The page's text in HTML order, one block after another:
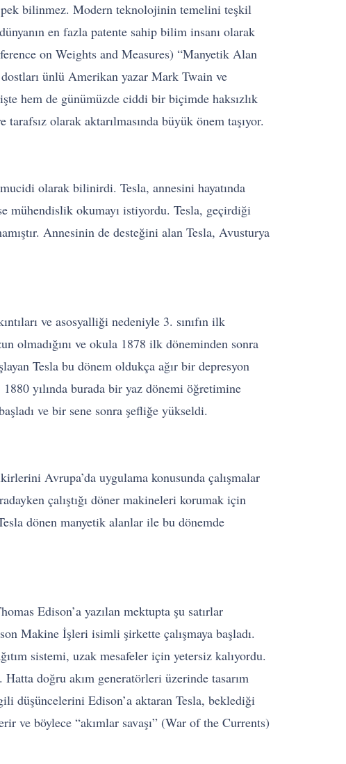
pek bilinmez. Modern teknolojinin temelini teşkil
en fazla patente sahip bilim insanı olarak
on Weights and Measures) “Manyetik Alan
ünlü Amerikan yazar Mark Twain ve
hem de günümüzde ciddi bir biçimde haksızlık
olarak aktarılmasında büyük önem taşıyor.
olarak bilinirdi. Tesla, annesini hayatında
mühendislik okumayı istiyordu. Tesla, geçirdiği
Annesinin de desteğini alan Tesla, Avusturya
ve asosyalliği nedeniyle 3. sınıfın ilk
olmadığını ve okula 1878 ilk döneminden sonra
Tesla bu dönem oldukça ağır bir depresyon
yılında burada bir yaz dönemi öğretimine
ve bir sene sonra şefliğe yükseldi.
Avrupa’da uygulama konusunda çalışmalar
çalıştığı döner makineleri korumak için
dönen manyetik alanlar ile bu dönemde
Edison’a yazılan mektupta şu satırlar
Makine İşleri isimli şirkette çalışmaya başladı.
sistemi, uzak mesafeler için yetersiz kalıyordu.
doğru akım generatörleri üzerinde tasarım
düşüncelerini Edison’a aktaran Tesla, beklediği
ve böylece “akımlar savaşı” (War of the Currents)